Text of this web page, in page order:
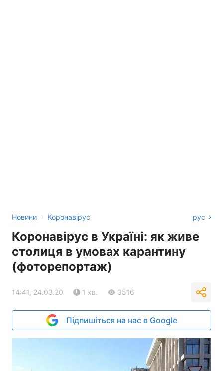
Новини › Коронавірус рус
Коронавірус в Україні: як живе
столиця в умовах карантину
(фоторепортаж)
14:41, 24.03.20 1 хв. 3516
Підпишіться на нас в Google